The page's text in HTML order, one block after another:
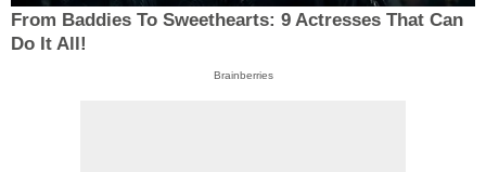
From Baddies To Sweethearts: 9 Actresses That Can
Do It All!
Brainberries